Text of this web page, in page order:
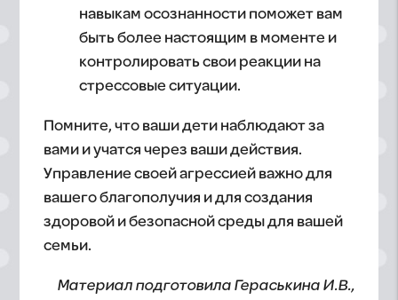
навыкам осознанности поможет вам
быть более настоящим в моменте и
контролировать свои реакции на
стрессовые ситуации.
Помните, что ваши дети наблюдают за
вами и учатся через ваши действия.
Управление своей агрессией важно для
вашего благополучия и для создания
здоровой и безопасной среды для вашей
семьи.
Материал подготовила Гераськина И.В.,